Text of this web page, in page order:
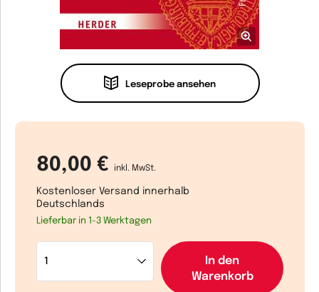
Leseprobe ansehen
80,00 € inkl. MwSt.
Kostenloser Versand innerhalb
Deutschlands
Lieferbar in 1-3 Werktagen
In den
Warenkorb